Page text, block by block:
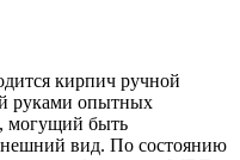
кирпич ручной
руками опытных
могущий быть
вид. По состоянию